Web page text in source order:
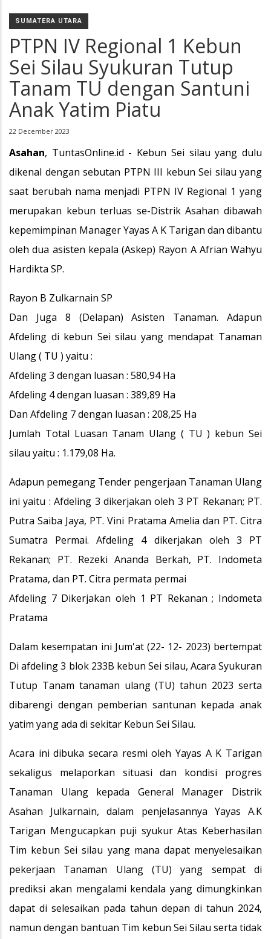
SUMATERA UTARA
PTPN IV Regional 1 Kebun
Sei Silau Syukuran Tutup
Tanam TU dengan Santuni
Anak Yatim Piatu
22 December 2023
Asahan, TuntasOnline.id - Kebun Sei silau yang dulu
dikenal dengan sebutan PTPN III kebun Sei silau yang
saat berubah nama menjadi PTPN IV Regional 1 yang
merupakan kebun terluas se-Distrik Asahan dibawah
kepemimpinan Manager Yayas A K Tarigan dan dibantu
oleh dua asisten kepala (Askep) Rayon A Afrian Wahyu
Hardikta SP.
Rayon B Zulkarnain SP
Dan Juga 8 (Delapan) Asisten Tanaman. Adapun
Afdeling di kebun Sei silau yang mendapat Tanaman
Ulang ( TU ) yaitu :
Afdeling 3 dengan luasan : 580,94 Ha
Afdeling 4 dengan luasan : 389,89 Ha
Dan Afdeling 7 dengan luasan : 208,25 Ha
Jumlah Total Luasan Tanam Ulang ( TU ) kebun Sei
silau yaitu : 1.179,08 Ha.
Adapun pemegang Tender pengerjaan Tanaman Ulang
ini yaitu : Afdeling 3 dikerjakan oleh 3 PT Rekanan; PT.
Putra Saiba Jaya, PT. Vini Pratama Amelia dan PT. Citra
Sumatra Permai. Afdeling 4 dikerjakan oleh 3 PT
Rekanan; PT. Rezeki Ananda Berkah, PT. Indometa
Pratama, dan PT. Citra permata permai
Afdeling 7 Dikerjakan oleh 1 PT Rekanan ; Indometa
Pratama
Dalam kesempatan ini Jum'at (22- 12- 2023) bertempat
Di afdeling 3 blok 233B kebun Sei silau, Acara Syukuran
Tutup Tanam tanaman ulang (TU) tahun 2023 serta
dibarengi dengan pemberian santunan kepada anak
yatim yang ada di sekitar Kebun Sei Silau.
Acara ini dibuka secara resmi oleh Yayas A K Tarigan
sekaligus melaporkan situasi dan kondisi progres
Tanaman Ulang kepada General Manager Distrik
Asahan Julkarnain, dalam penjelasannya Yayas A.K
Tarigan Mengucapkan puji syukur Atas Keberhasilan
Tim kebun Sei silau yang mana dapat menyelesaikan
pekerjaan Tanaman Ulang (TU) yang sempat di
prediksi akan mengalami kendala yang dimungkinkan
dapat di selesaikan pada tahun depan di tahun 2024,
namun dengan bantuan Tim kebun Sei Silau serta tidak